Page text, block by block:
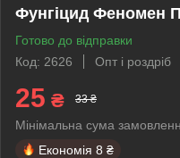
Фунгіцид Феномен
Готово до відправки
Код: 2626
Опт і роздріб
25 ₴ 33 ₴
Мінімальна сума
Економія 8 ₴